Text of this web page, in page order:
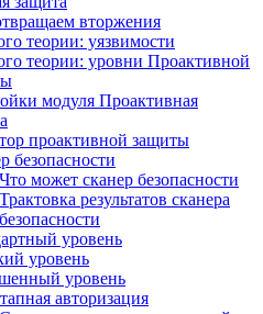
вторжения
теории: уязвимости
теории: уровни Проактивной
модуля Проактивная
проактивной защиты
безопасности
Что может сканер безопасности
Трактовка результатов сканера
безопасности
уровень
уровень
уровень
авторизация